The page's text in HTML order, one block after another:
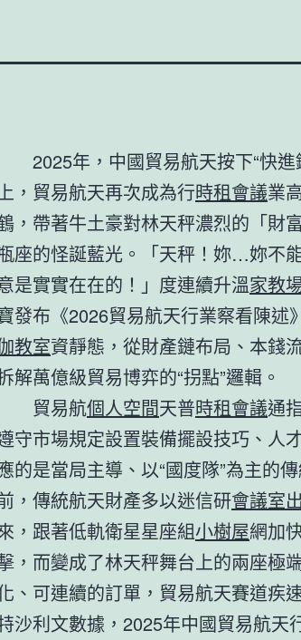
2025年，中國貿易航天按下“快進
，貿易航天再次成為行時租會議業
，帶著牛土豪對林天秤濃烈的「財
座的怪誕藍光。「天秤！妳…妳不
是實實在在的！」度連續升溫家教
發布《2026貿易航天行業察看陳述
教室資靜態，從財產鏈布局、本錢
解萬億級貿易博弈的“拐點”邏輯。
貿易航個人空間天普時租會議通
守市場規定設置裝備擺設技巧、人
的是當局主導、以“國度隊”為主的
，傳統航天財產多以迷信研會議室
，跟著低軌衛星星座組小樹屋網加
，而變成了林天秤舞台上的兩座極
、可連續的訂單，貿易航天賽道疾
沙利文數據，2025年中國貿易航天